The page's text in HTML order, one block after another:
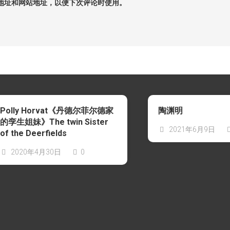
和网站地址，以便下次评论时使用。
Polly Horvat《丹德尔菲尔德家
的孪生姐妹》The twin Sister
of the Deerfields
2020年4月30日 0
陶渊明
2021年6月9日